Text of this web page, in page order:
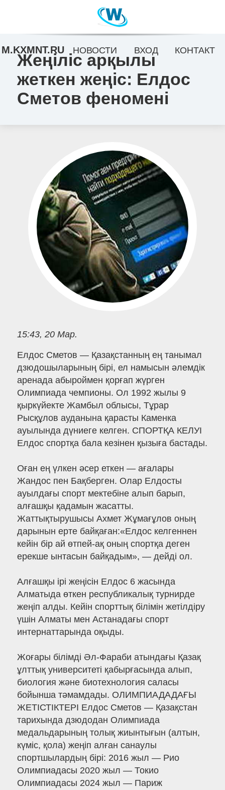
Жеңіліс арқылы
жеткен жеңіс: Елдос
Сметов феномені
15:43, 20 Мар.
Елдос Сметов — Қазақстанның ең танымал
дзюдошыларының бірі, ел намысын әлемдік
аренада абыроймен қорғап жүрген
Олимпиада чемпионы. Ол 1992 жылы 9
қыркүйекте Жамбыл облысы, Тұрар
Рысқұлов ауданына қарасты Каменка
ауылында дүниеге келген. СПОРТҚА КЕЛУІ
Елдос спортқа бала кезінен қызыға бастады.
Оған ең үлкен әсер еткен — ағалары
Жандос пен Бақберген. Олар Елдосты
ауылдағы спорт мектебіне алып барып,
алғашқы қадамын жасатты.
Жаттықтырушысы Ахмет Жұмағұлов оның
дарынын ерте байқаған:«Елдос келгеннен
кейін бір ай өтпей-ақ оның спортқа деген
ерекше ынтасын байқадым», — дейді ол.
Алғашқы ірі жеңісін Елдос 6 жасында
Алматыда өткен республикалық турнирде
жеңіп алды. Кейін спорттық білімін жетілдіру
үшін Алматы мен Астанадағы спорт
интернаттарында оқыды.
Жоғары білімді Әл-Фараби атындағы Қазақ
ұлттық университеті қабырғасында алып,
биология және биотехнология саласы
бойынша тәмамдады. ОЛИМПИАДАДАҒЫ
ЖЕТІСТІКТЕРІ Елдос Сметов — Қазақстан
тарихында дзюдодан Олимпиада
медальдарының толық жиынтығын (алтын,
күміс, қола) жеңіп алған санаулы
спортшылардың бірі: 2016 жыл — Рио
Олимпиадасы 2020 жыл — Токио
Олимпиадасы 2024 жыл — Париж
M.KXMNT.RU НОВОСТИ ВХОД КОНТАКТ